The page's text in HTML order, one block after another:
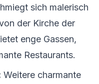
sich malerisch
der Kirche der
enge Gassen,
Restaurants.
Weitere charmante